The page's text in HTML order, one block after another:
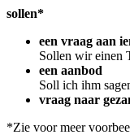
sollen*
een vraag aan
Sollen wir einen
een aanbod
Soll ich ihm
vraag naar
*Zie voor meer